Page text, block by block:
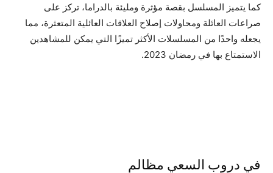
كما يتميز المسلسل بقصة مؤثرة ومليئة بالدراما، تركز على
صراعات العائلة ومحاولات إصلاح العلاقات العائلية المتعثرة، مما
يجعله واحدًا من المسلسلات الأكثر تميزًا التي يمكن للمشاهدين
الاستمتاع بها في رمضان 2023.
في دروب السعي مظالم